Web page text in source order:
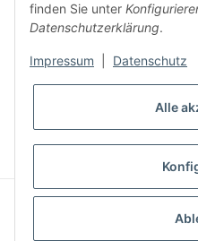
finden Sie unter
Datenschutzerklärung.
Impressum Datenschutz
Alle
* Alle Preise inkl.
VERTRAG
© S u. K
JTL-Shop|